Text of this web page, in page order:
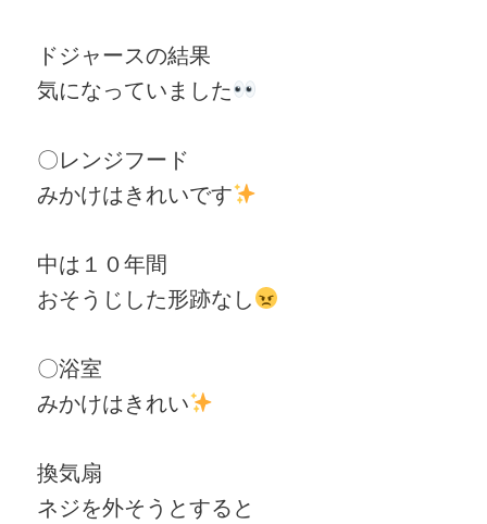
ドジャースの結果
気になっていました
〇レンジフード
みかけはきれいです
中は１０年間
おそうじした形跡なし
〇浴室
みかけはきれい
換気扇
ネジを外そうとすると